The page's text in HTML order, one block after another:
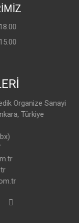
Organize Sanayi
Türkiye